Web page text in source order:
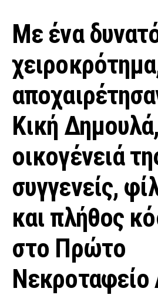
Με ένα
Κική
οικογένειά
συγγενείς,
και πλήθος
στο Πρώτο